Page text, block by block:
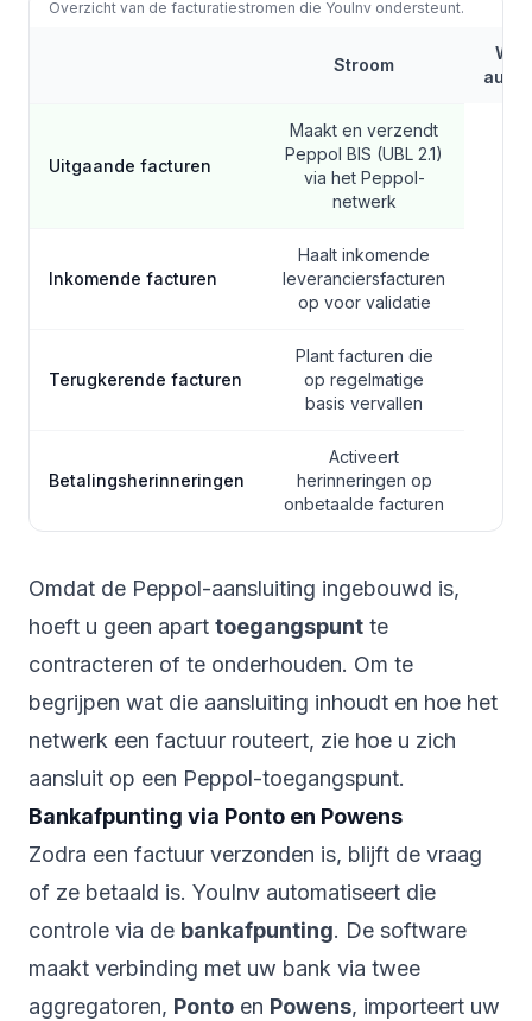
Overzicht van de facturatiestromen die YouInv ondersteunt.
Stroom
Wat
Uitgaande facturen
Maakt en verzendt
Peppol BIS (UBL 2.1)
via het Peppol-
netwerk
Inkomende facturen
Haalt inkomende
leveranciersfacturen
op voor validatie
Terugkerende facturen
Plant facturen die
op regelmatige
basis vervallen
Betalingsherinneringen
Activeert
herinneringen op
onbetaalde facturen
Omdat de Peppol-aansluiting ingebouwd is,
hoeft u geen apart toegangspunt te
contracteren of te onderhouden. Om te
begrijpen wat die aansluiting inhoudt en hoe het
netwerk een factuur routeert, zie hoe u zich
aansluit op een Peppol-toegangspunt.
Bankafpunting via Ponto en Powens
Zodra een factuur verzonden is, blijft de vraag
of ze betaald is. YouInv automatiseert die
controle via de bankafpunting. De software
maakt verbinding met uw bank via twee
aggregatoren, Ponto en Powens, importeert uw